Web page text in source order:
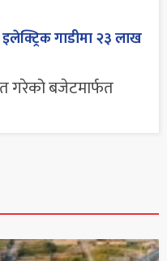
गाडीमा २३ लाख
गरेको बजेटमार्फत